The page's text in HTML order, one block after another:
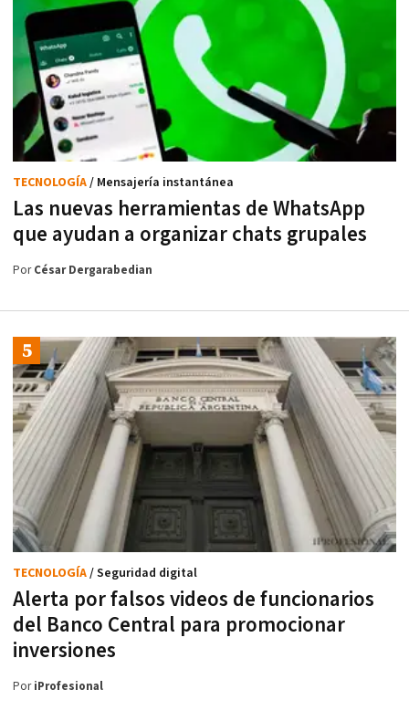
Las nuevas herramientas de WhatsApp
que ayudan a organizar chats grupales
TECNOLOGÍA/ Mensajería instantánea
PorCésar Dergarabedian
Alerta por falsos videos de funcionarios
del Banco Central para promocionar
inversiones
TECNOLOGÍA/ Seguridad digital
PoriProfesional